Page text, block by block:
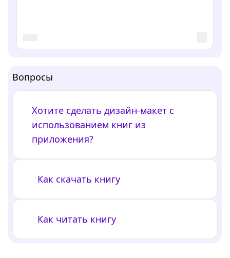
Вопросы
Хотите сделать дизайн-макет с
использованием книг из
приложения?
Как скачать книгу
Как читать книгу